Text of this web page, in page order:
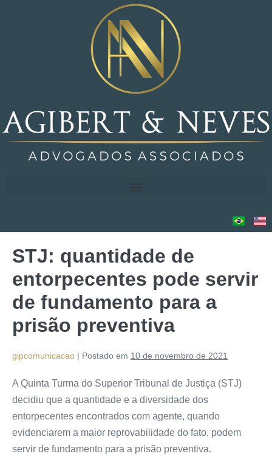
STJ: quantidade de
entorpecentes pode servir
de fundamento para a
prisão preventiva
gipcomunicacao | Postado em 10 de novembro de 2021
A Quinta Turma do Superior Tribunal de Justiça (STJ)
decidiu que a quantidade e a diversidade dos
entorpecentes encontrados com agente, quando
evidenciarem a maior reprovabilidade do fato, podem
servir de fundamento para a prisão preventiva.